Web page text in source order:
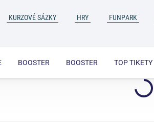
KURZOVÉ SÁZKY HRY FUNPARK
BOOSTER BOOSTER TOP TIKETY